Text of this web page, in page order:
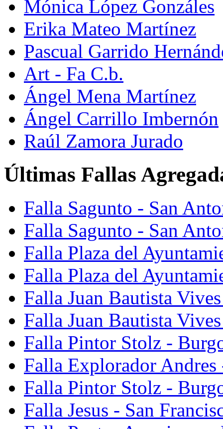
Mónica López Gonzáles
Erika Mateo Martínez
Pascual Garrido
Art - Fa C.b.
Ángel Mena Martínez
Ángel Carrillo Imbernón
Raúl Zamora Jurado
Últimas Fallas
Falla Sagunto - San
Falla Sagunto - San
Falla Plaza del
Falla Plaza del
Falla Juan Bautista
Falla Juan Bautista
Falla Pintor Stolz -
Falla Explorador Andres
Falla Pintor Stolz -
Falla Jesus - San